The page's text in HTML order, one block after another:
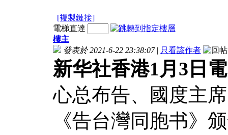
[複製鏈接]
電梯直達
樓主
發表於 2021-6-22 23:38:07 | 只看該作者
新华社香港1月3日
心总布告、國度主
《告台灣同胞书》